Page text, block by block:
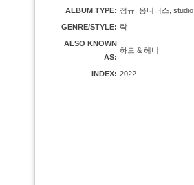
ALBUM TYPE: 정규, 옴니버스, studio
GENRE/STYLE: 락
ALSO KNOWN
AS:
하드 & 헤비
INDEX: 2022